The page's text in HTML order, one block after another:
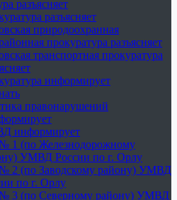
разъясняет
разъясняет
природоохранная
прокуратура разъясняет
транспортная прокуратура
информирует
правонарушений
информирует
1 (по Железнодорожному
УМВД России по г. Орлу
2 (по Заводскому району) УМВД
по г. Орлу
3 (по Северному району) УМВД